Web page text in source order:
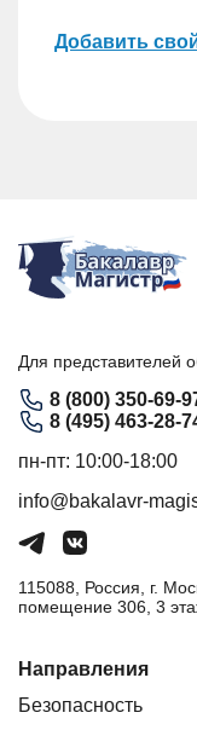
Добавить
Для представителей
8 (800) 350-69-
8 (495) 463-28-
пн-пт: 10:00-18:00
info@bakalavr-
115088, Россия, г.
помещение 306, 3
Направления
Безопасность